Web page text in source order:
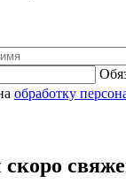
обработку